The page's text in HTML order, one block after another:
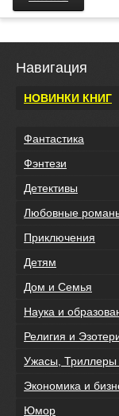
Навигация
НОВИНКИ КНИГ
Фантастика
Фэнтези
Детективы
Любовные
Приключения
Детям
Дом и Семья
Наука и
Религия и
Ужасы, Триллеры
Экономика и
Юмор